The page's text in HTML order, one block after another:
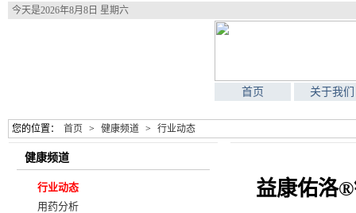
今天是2026年8月8日 星期六
首页 关于我们
您的位置： 首页 > 健康频道 > 行业动态
益康佑洛
健康频道
行业动态
用药分析